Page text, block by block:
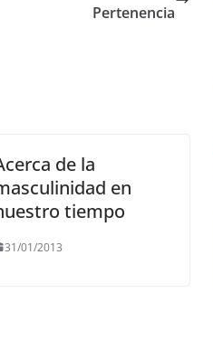
Pertenencia
de la
en
tiempo
31/01/2013